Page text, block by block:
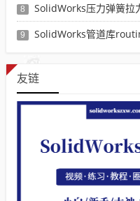
8 SolidWorks压力弹簧拉力弹
9 SolidWorks管道库
友链